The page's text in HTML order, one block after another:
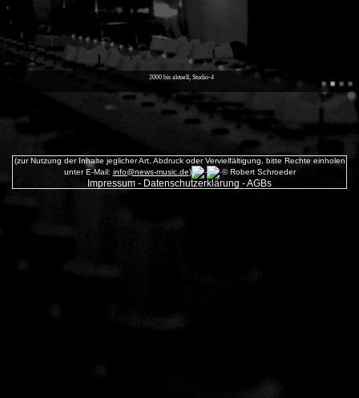
2000 bis aktuell, Studio-4
(zur Nutzung der Inhalte jeglicher Art, Abdruck oder Vervielfältigung, bitte Rechte einholen
unter E-Mail: info@news-music.de) © Robert Schroeder
Impressum - Datenschutzerklärung -AGBs